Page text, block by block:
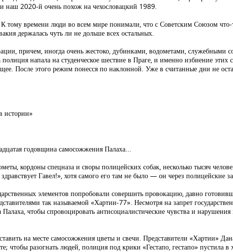
и наш 2020-й очень похож на чехословацкий 1989.
времени люди во всем мире понимали, что с Советским Союзом что-
держалась чуть ли не дольше всех остальных.
причем, иногда очень жестоко, дубинками, водометами, служебными
напала на студенческое шествие в Праге, и именно избиение этих
После этого режим понесся по наклонной. Уже в считанные дни не
истории»
годовщина самосожжения Палаха...
кордоны спецназа и своры полицейских собак, несколько тысяч
Гавел!», хотя самого его там не было — он через полицейские
элементов попробовали совершить провокацию, давно
так называемой «Хартии-77». Несмотря на запрет
чтобы спровоцировать антисоциалистические чувства и нарушения
на месте самосожжения цветы и свечи. Представители «Хартии»
чтобы разогнать людей, полиция под крики «Гестапо, гестапо» пустила